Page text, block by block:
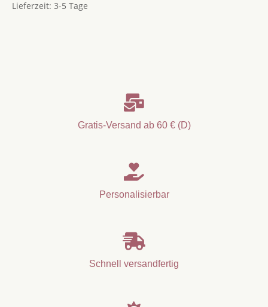
Lieferzeit: 3-5 Tage

Gratis-Versand ab 60 € (D)

Personalisierbar

Schnell versandfertig